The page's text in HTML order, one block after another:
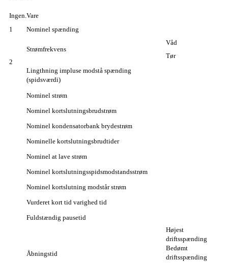
Ingen.Vare
1
Nominel spænding
2
Strømfrekvens
Våd
Tør
Lingthning impluse modstå spænding
(spidsværdi)
Nominel strøm
Nominel kortslutningsbrudstrøm
Nominel kondensatorbank brydestrøm
Nominelle kortslutningsbrudtider
Nominel at lave strøm
Nominel kortslutningsspidsmodstandsstrøm
Nominel kortslutning modstår strøm
Vurderet kort tid varighed tid
Fuldstændig pausetid
Åbningstid
Højest
driftsspænding
Bedømt
driftsspænding